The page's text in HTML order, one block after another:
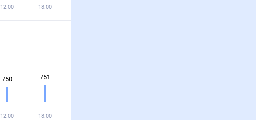
12:00 18:00
750
12:00
751
18:00